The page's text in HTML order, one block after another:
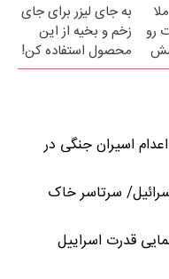
رو
به جای لیزر برای جای
زخم و بخیه از این
محصول استفاده کن!
اسیران جنگی در
سرتاسر خاک
قدرت اسراییل